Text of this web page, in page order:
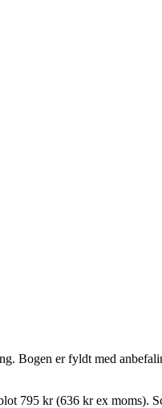
Bogen er fyldt med
795 kr (636 kr ex moms).